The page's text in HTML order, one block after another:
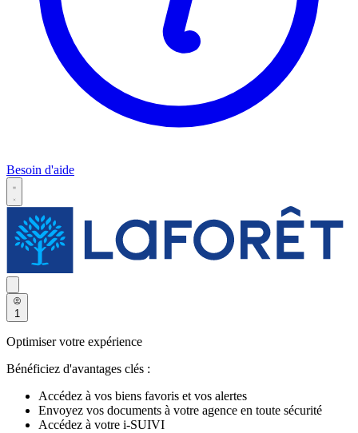
Besoin d'aide
1
Optimiser votre expérience
Bénéficiez d'avantages clés :
Accédez à vos biens favoris et vos alertes
Envoyez vos documents à votre agence en toute sécurité
Accédez à votre i-SUIVI